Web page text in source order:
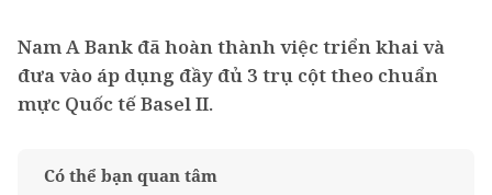
Nam A Bank đã hoàn thành việc triển khai và
đưa vào áp dụng đầy đủ 3 trụ cột theo chuẩn
mực Quốc tế Basel II.
Có thể bạn quan tâm